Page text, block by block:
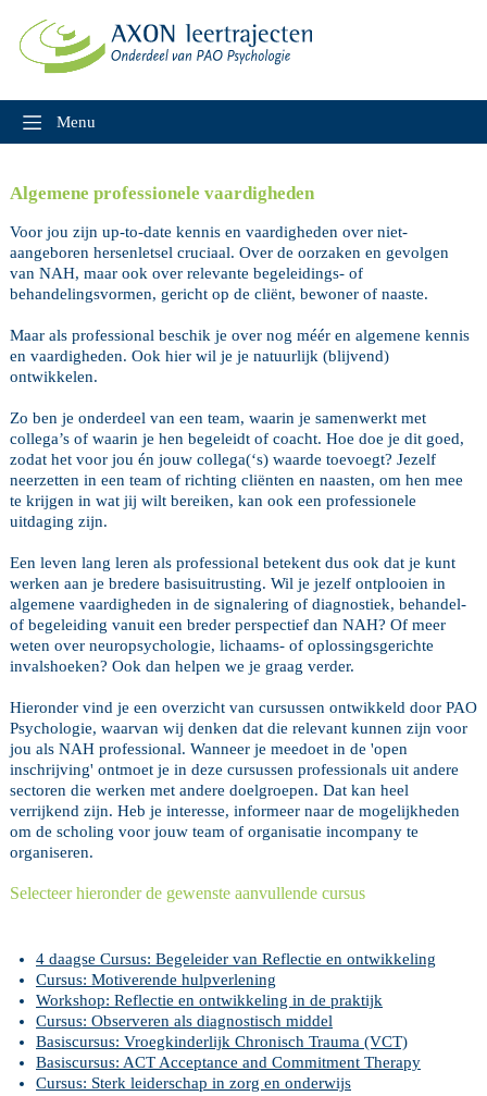
content
Menu
Algemene professionele vaardigheden
Voor jou zijn up-to-date kennis en vaardigheden over niet-
aangeboren hersenletsel cruciaal. Over de oorzaken en gevolgen
van NAH, maar ook over relevante begeleidings- of
behandelingsvormen, gericht op de cliënt, bewoner of naaste.
Maar als professional beschik je over nog méér en algemene kennis
en vaardigheden. Ook hier wil je je natuurlijk (blijvend)
ontwikkelen.
Zo ben je onderdeel van een team, waarin je samenwerkt met
collega’s of waarin je hen begeleidt of coacht. Hoe doe je dit goed,
zodat het voor jou én jouw collega(‘s) waarde toevoegt? Jezelf
neerzetten in een team of richting cliënten en naasten, om hen mee
te krijgen in wat jij wilt bereiken, kan ook een professionele
uitdaging zijn.
Een leven lang leren als professional betekent dus ook dat je kunt
werken aan je bredere basisuitrusting. Wil je jezelf ontplooien in
algemene vaardigheden in de signalering of diagnostiek, behandel-
of begeleiding vanuit een breder perspectief dan NAH? Of meer
weten over neuropsychologie, lichaams- of oplossingsgerichte
invalshoeken? Ook dan helpen we je graag verder.
Hieronder vind je een overzicht van cursussen ontwikkeld door PAO
Psychologie, waarvan wij denken dat die relevant kunnen zijn voor
jou als NAH professional. Wanneer je meedoet in de 'open
inschrijving' ontmoet je in deze cursussen professionals uit andere
sectoren die werken met andere doelgroepen. Dat kan heel
verrijkend zijn. Heb je interesse, informeer naar de mogelijkheden
om de scholing voor jouw team of organisatie incompany te
organiseren.
Selecteer hieronder de gewenste aanvullende cursus
4 daagse Cursus: Begeleider van Reflectie en ontwikkeling
Cursus: Motiverende hulpverlening
Workshop: Reflectie en ontwikkeling in de praktijk
Cursus: Observeren als diagnostisch middel
Basiscursus: Vroegkinderlijk Chronisch Trauma (VCT)
Basiscursus: ACT Acceptance and Commitment Therapy
Cursus: Sterk leiderschap in zorg en onderwijs